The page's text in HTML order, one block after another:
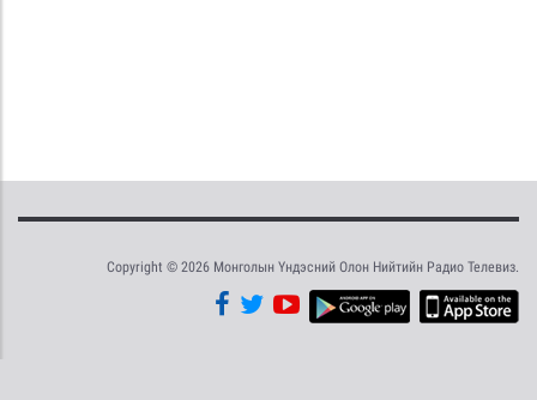
Copyright © 2026 Монголын Үндэсний Олон Нийтийн Радио Телевиз.